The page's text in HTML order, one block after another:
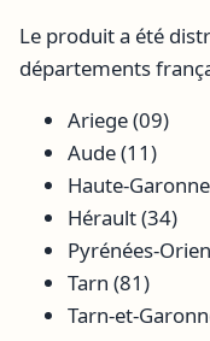
Le produit a été
départements
Ariege (09)
Aude (11)
Haute-
Hérault (34)
Pyrénées-
Tarn (81)
Tarn-et-